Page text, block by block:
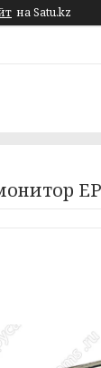
на Satu.kz